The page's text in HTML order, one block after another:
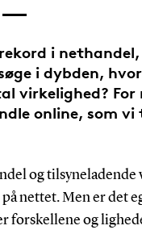
i
i dybden,
virkelighed? For
online, som vi
og tilsyneladende
nettet. Men er det
forskellene og